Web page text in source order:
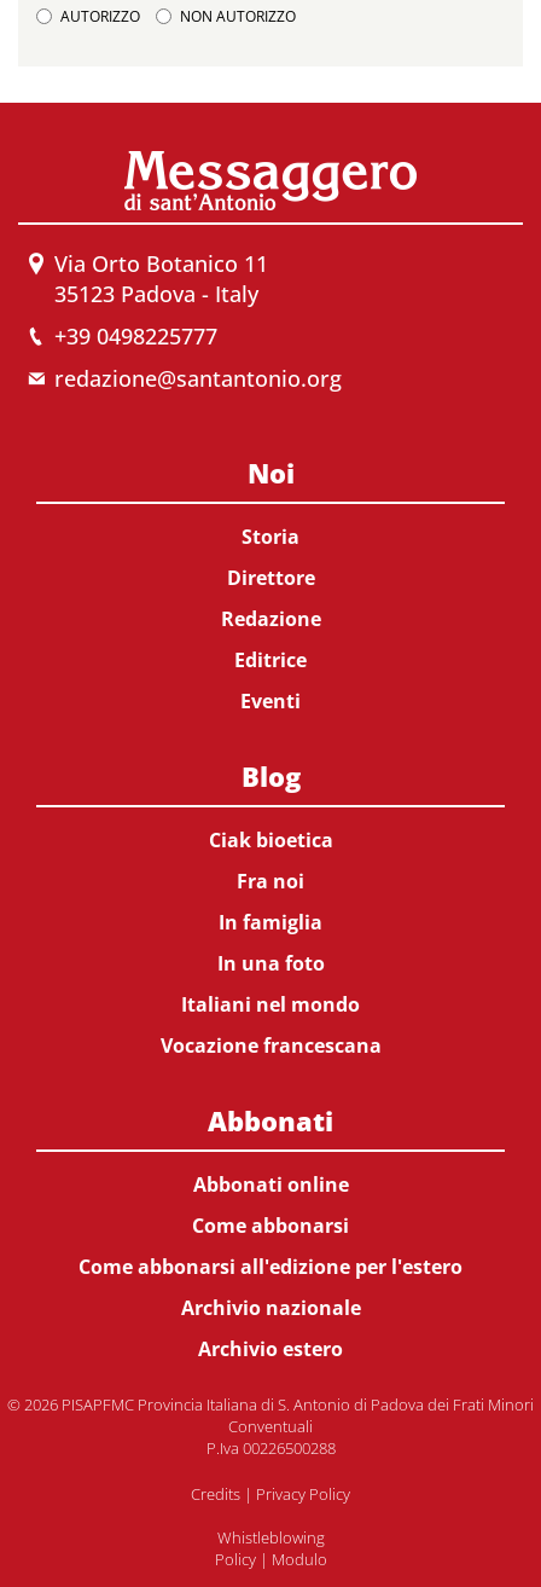
AUTORIZZO NON AUTORIZZO
Via Orto Botanico 11
35123 Padova - Italy
+39 0498225777
redazione@santantonio.org
Noi
Storia
Direttore
Redazione
Editrice
Eventi
Blog
Ciak bioetica
Fra noi
In famiglia
In una foto
Italiani nel mondo
Vocazione francescana
Abbonati
Abbonati online
Come abbonarsi
Come abbonarsi all'edizione per l'estero
Archivio nazionale
Archivio estero
© 2026 PISAPFMC Provincia Italiana di S. Antonio di Padova dei Frati Minori
Conventuali
P.Iva 00226500288
Credits | Privacy Policy
Whistleblowing
Policy| Modulo